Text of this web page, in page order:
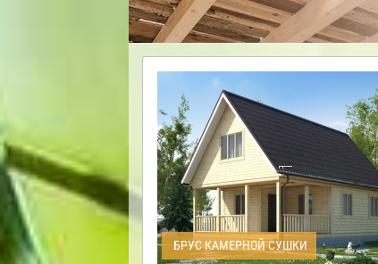
БРУС КАМЕРНОЙ СУШКИ